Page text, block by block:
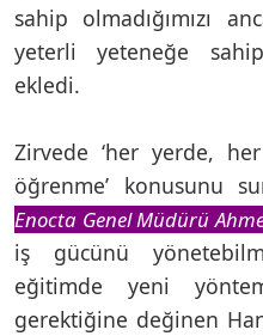
sahip olmadığımızı
yeterli yeteneğe
ekledi.
Zirvede ‘her yerde,
öğrenme’ konusunu
Enocta Genel Müdürü
iş gücünü
eğitimde yeni
gerektiğine değinen